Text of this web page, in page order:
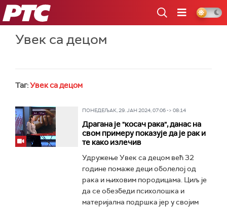
РТС
Увек са децом
Таг:Увек са децом
ПОНЕДЕЉАК, 29. ЈАН 2024, 07:06 -> 08:14
Драгана је "косач рака", данас на
свом примеру показује да је рак и
те како излечив
Удружење Увек са децом већ 32
године помаже деци оболелој од
рака и њиховим породицама. Циљ је
да се обезбеди психолошка и
материјална подршка јер у својим